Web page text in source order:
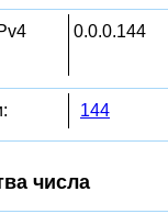
0.0.0.144
144
числа